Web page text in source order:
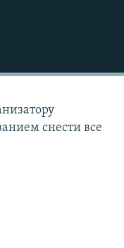
снести все